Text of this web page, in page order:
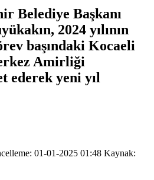
Belediye Başkanı
2024 yılının
başındaki Kocaeli
Amirliği
ederek yeni yıl
01-01-2025 01:48 Kaynak: